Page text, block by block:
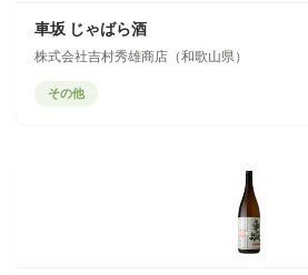
車坂 じゃばら酒
株式会社吉村秀雄商店（和歌山県）
その他